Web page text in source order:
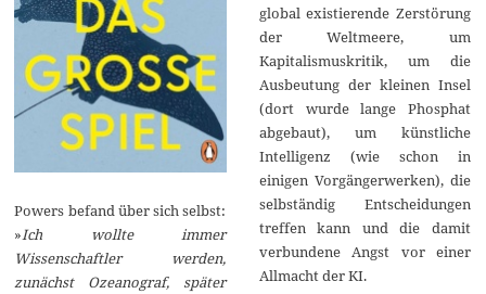
Powers befand über sich selbst:
»Ich wollte immer
Wissenschaftler werden,
zunächst Ozeanograf, später
global existierende Zerstörung
der Weltmeere, um
Kapitalismuskritik, um die
Ausbeutung der kleinen Insel
(dort wurde lange Phosphat
abgebaut), um künstliche
Intelligenz (wie schon in
einigen Vorgängerwerken), die
selbständig Entscheidungen
treffen kann und die damit
verbundene Angst vor einer
Allmacht der KI.